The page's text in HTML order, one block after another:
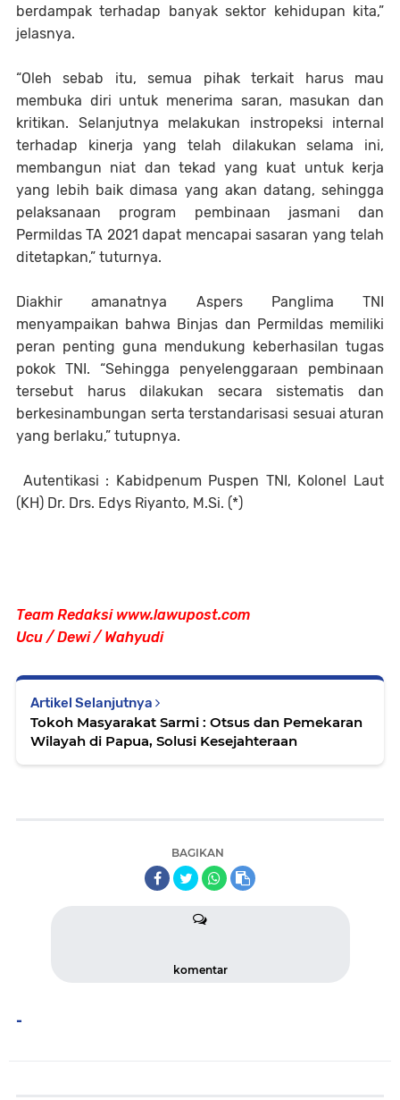
berdampak terhadap banyak sektor kehidupan kita,”
jelasnya.
“Oleh sebab itu, semua pihak terkait harus mau
membuka diri untuk menerima saran, masukan dan
kritikan. Selanjutnya melakukan instropeksi internal
terhadap kinerja yang telah dilakukan selama ini,
membangun niat dan tekad yang kuat untuk kerja
yang lebih baik dimasa yang akan datang, sehingga
pelaksanaan program pembinaan jasmani dan
Permildas TA 2021 dapat mencapai sasaran yang telah
ditetapkan,” tuturnya.
Diakhir amanatnya Aspers Panglima TNI
menyampaikan bahwa Binjas dan Permildas memiliki
peran penting guna mendukung keberhasilan tugas
pokok TNI. “Sehingga penyelenggaraan pembinaan
tersebut harus dilakukan secara sistematis dan
berkesinambungan serta terstandarisasi sesuai aturan
yang berlaku,” tutupnya.
Autentikasi : Kabidpenum Puspen TNI, Kolonel Laut
(KH) Dr. Drs. Edys Riyanto, M.Si. (*)
Team Redaksi www.lawupost.com
Ucu / Dewi / Wahyudi
Artikel Selanjutnya
Tokoh Masyarakat Sarmi : Otsus dan Pemekaran
Wilayah di Papua, Solusi Kesejahteraan
BAGIKAN
komentar
-